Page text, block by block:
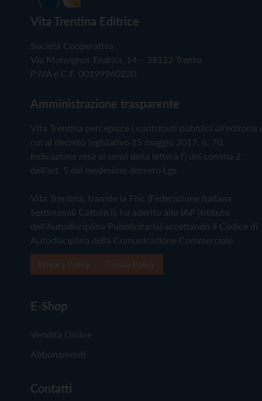
Vita Trentina Editrice
Società Cooperativa
Via Monsignor Endrici, 14 – 38122 Trento
P.IVA e C.F. 00199960220
Amministrazione trasparente
Vita Trentina percepisce i contributi pubblici all'editoria
cui al decreto legislativo 15 maggio 2017, n. 70.
Indicazione resa ai sensi della lettera f) del comma 2
dell'art. 5 del medesimo decreto Lgs.
Vita Trentina, tramite la Fisc (Federazione Italiana
Settimanali Cattolici), ha aderito allo IAP (Istituto
dell'Autodisciplina Pubblicitaria) accettando il Codice di
Autodisciplina della Comunicazione Commerciale
E-Shop
Vendita Online
Abbonamenti
Contatti